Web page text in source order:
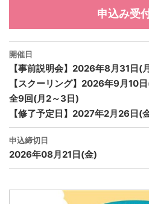
申込み受
開催日
【事前説明会】2026年8月31日(
【スクーリング】2026年9月10
全9回(月2～3日)
【修了予定日】2027年2月26日(
申込締切日
2026年08月21日(金)